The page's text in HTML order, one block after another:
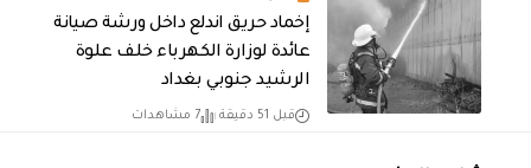
إخماد حريق اندلع داخل ورشة صيانة
عائدة لوزارة الكهرباء خلف علوة
الرشيد جنوبي بغداد
قبل 51 دقيقة 7 مشاهدات